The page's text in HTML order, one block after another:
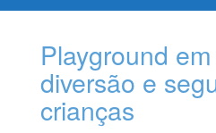
Playground
diversão e
crianças